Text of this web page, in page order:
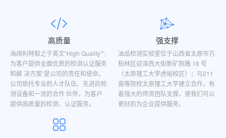
高质量
海阔利特取之于英文“High Quality””,
为客户提供全面优质的检测认证服务
和解 决方案”是公司的责任和使命。
公司依托专业的人才队伍、先进的检
测设备和一流的合作 伙伴，为客户
提供高质量的检测、认证服务。
强支撑
油品检测实验室位于山西省太原市万
柏林区迎泽西大街新矿院路 18 号
（太原理工大学虎峪校区）；与211
高等院校太原理工大学建立合作，有
着强大的师资团队支撑，使我们可以
更好的为企业提供服务。